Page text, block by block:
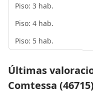
Piso: 3 hab.
Piso: 4 hab.
Piso: 5 hab.
Últimas
Comtessa (46715)